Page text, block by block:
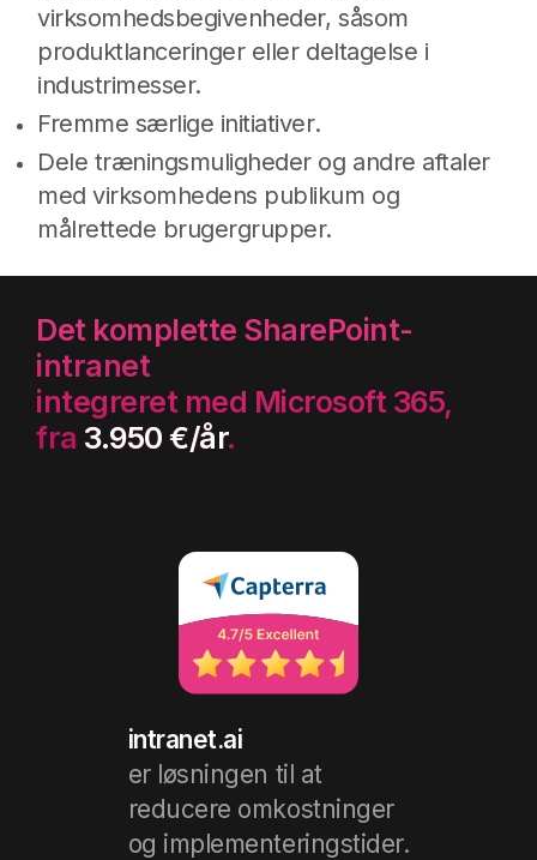
virksomhedsbegivenheder, såsom
produktlanceringer eller deltagelse i
industrimesser.
Fremme særlige initiativer.
Dele træningsmuligheder og andre aftaler
med virksomhedens publikum og
målrettede brugergrupper.
Det komplette SharePoint-
intranet
integreret med Microsoft 365,
fra 3.950 €/år.
intranet.ai
er løsningen til at
reducere omkostninger
og implementeringstider.